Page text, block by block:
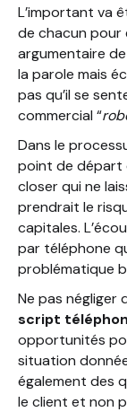
L’important va
de chacun
argumentaire
la parole mais
pas qu’il se
commercial “
Dans le
point de départ
closer qui ne
prendrait le
capitales.
par téléphone
problématique
Ne pas négliger
script
opportunités
situation
également des
le client et non